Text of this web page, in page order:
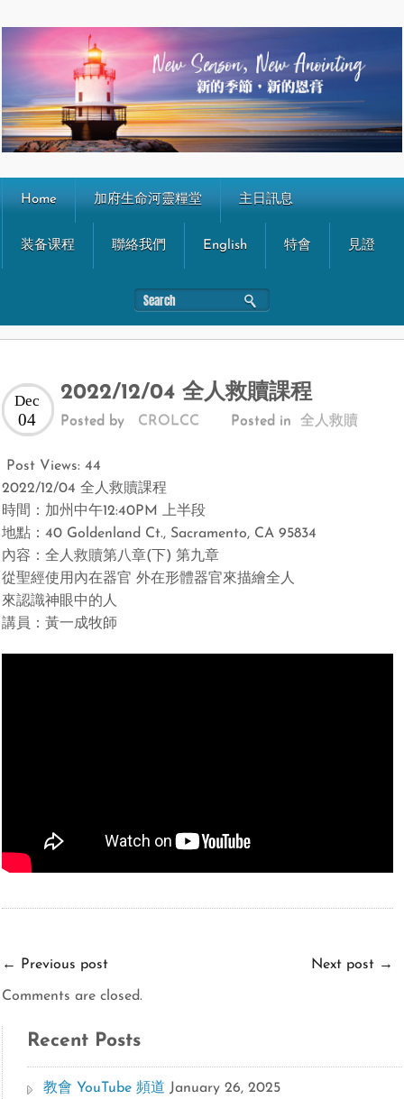
Home 加府生命河靈糧堂 主日訊息
装备课程 聯絡我們 English 特會 見證
2022/12/04 全人救贖課程
Dec
04 Posted by CROLCC Posted in 全人救贖
Post Views: 44
2022/12/04 全人救贖課程
時間：加州中午12:40PM 上半段
地點：40 Goldenland Ct., Sacramento, CA 95834
內容：全人救贖第八章(下) 第九章
從聖經使用內在器官 外在形體器官來描繪全人
來認識神眼中的人
講員：黃一成牧師
← Previous post Next post →
Comments are closed.
Recent Posts
教會 YouTube 頻道 January 26, 2025